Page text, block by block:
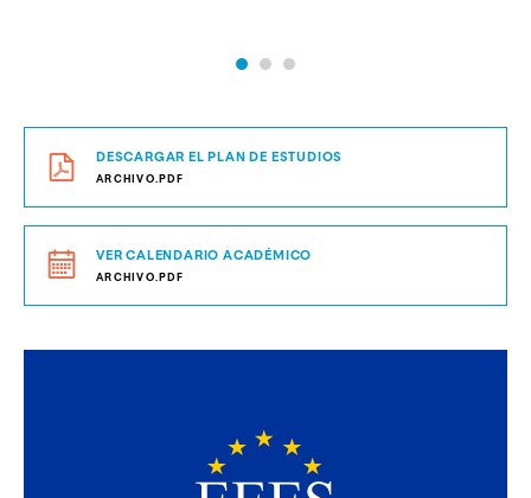
DESCARGAR EL PLAN DE ESTUDIOS
ARCHIVO.PDF
VER CALENDARIO ACADÉMICO
ARCHIVO.PDF